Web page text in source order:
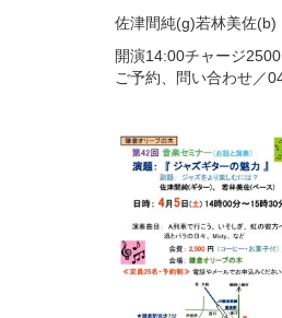
佐津間純(g)若林美佐(b)
開演14:00チャージ
ご予約、問い合わせ／